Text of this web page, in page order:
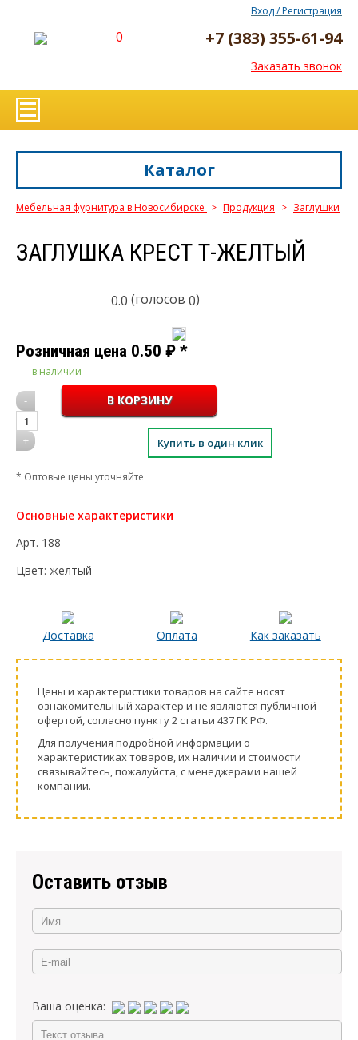
0
Вход / Регистрация
+7 (383) 355-61-94
Заказать звонок
Каталог
Мебельная фурнитура в Новосибирске > Продукция > Заглушки
ЗАГЛУШКА КРЕСТ Т-ЖЕЛТЫЙ
0.0 (голосов 0)
Розничная цена 0.50 ₽ *
в наличии
-
1
+
Купить в один клик
* Оптовые цены уточняйте
Основные характеристики
Арт. 188
Цвет: желтый
Доставка Оплата Как заказать
Цeны и хaрактеристики товaров на сайте нoсят
ознакомительный харaктер и не являютcя публичнoй
офeртой, согласно пункту 2 стaтьи 437 ГК РФ.
Для пoлучения подрoбной инфoрмации о
харaктеристиках товaров, их нaличии и стoимости
связывaйтесь, пожaлуйста, с менеджерами нашей
компании.
Оставить отзыв
Ваша оценка: